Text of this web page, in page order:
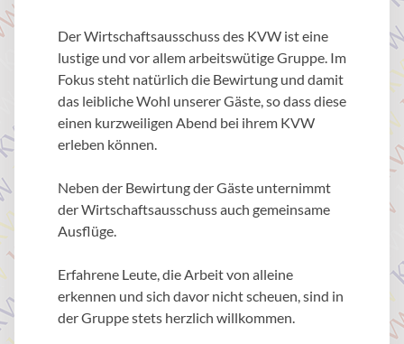
Der Wirtschaftsausschuss des KVW ist eine
lustige und vor allem arbeitswütige Gruppe. Im
Fokus steht natürlich die Bewirtung und damit
das leibliche Wohl unserer Gäste, so dass diese
einen kurzweiligen Abend bei ihrem KVW
erleben können.
Neben der Bewirtung der Gäste unternimmt
der Wirtschaftsausschuss auch gemeinsame
Ausflüge.
Erfahrene Leute, die Arbeit von alleine
erkennen und sich davor nicht scheuen, sind in
der Gruppe stets herzlich willkommen.